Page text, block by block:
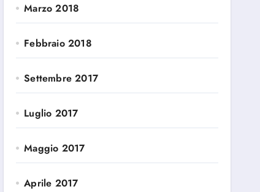
Marzo 2018
Febbraio 2018
Settembre 2017
Luglio 2017
Maggio 2017
Aprile 2017